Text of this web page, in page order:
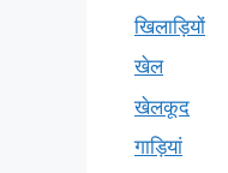
खिलाड़ियों
खेल
खेलकूद
गाड़ियां